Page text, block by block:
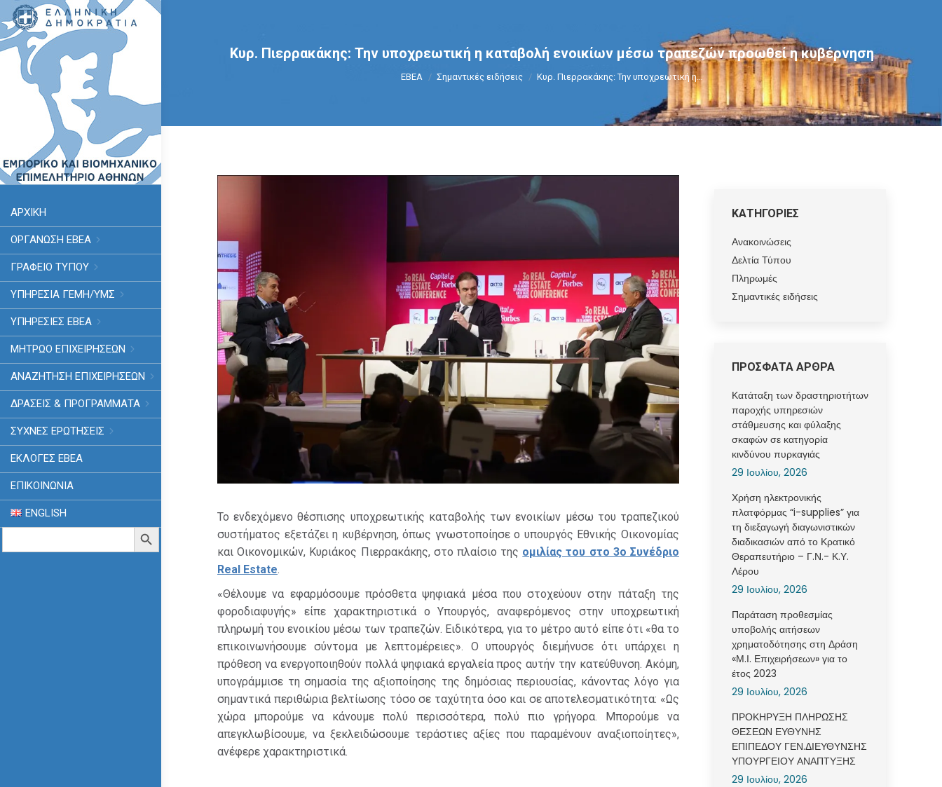
ΑΡΧΙΚΗ
ΟΡΓΑΝΩΣΗ ΕΒΕΑ
ΓΡΑΦΕΙΟ ΤΥΠΟΥ
ΥΠΗΡΕΣΊΑ ΓΕΜΗ/ΥΜΣ
ΥΠΗΡΕΣΙΕΣ ΕΒΕΑ
ΜΗΤΡΩΟ ΕΠΙΧΕΙΡΗΣΕΩΝ
ΑΝΑΖΗΤΗΣΗ ΕΠΙΧΕΙΡΗΣΕΩΝ
ΔΡΑΣΕΙΣ & ΠΡΟΓΡΑΜΜΑΤΑ
ΣΥΧΝΕΣ ΕΡΩΤΗΣΕΙΣ
ΕΚΛΟΓΈΣ ΕΒΕΑ
ΕΠΙΚΟΙΝΩΝΙΑ
ENGLISH
Search
Search Button
Κυρ. Πιερρακάκης: Την υποχρεωτική η καταβολή ενοικίων μέσω τραπεζών προωθεί η κυβέρνηση
You are here:
ΕΒΕΑ Σημαντικές ειδήσεις Κυρ. Πιερρακάκης: Την υποχρεωτική η…
Το ενδεχόμενο θέσπισης υποχρεωτικής καταβολής των ενοικίων μέσω του τραπεζικού
συστήματος εξετάζει η κυβέρνηση, όπως γνωστοποίησε ο υπουργός Εθνικής Οικονομίας
και Οικονομικών, Κυριάκος Πιερρακάκης, στο πλαίσιο της ομιλίας του στο 3ο Συνέδριο
Real Estate.
«Θέλουμε να εφαρμόσουμε πρόσθετα ψηφιακά μέσα που στοχεύουν στην πάταξη της
φοροδιαφυγής» είπε χαρακτηριστικά ο Υπουργός, αναφερόμενος στην υποχρεωτική
πληρωμή του ενοικίου μέσω των τραπεζών. Ειδικότερα, για το μέτρο αυτό είπε ότι «θα το
επικοινωνήσουμε σύντομα με λεπτομέρειες». Ο υπουργός διεμήνυσε ότι υπάρχει η
πρόθεση να ενεργοποιηθούν πολλά ψηφιακά εργαλεία προς αυτήν την κατεύθυνση. Ακόμη,
υπογράμμισε τη σημασία της αξιοποίησης της δημόσιας περιουσίας, κάνοντας λόγο για
σημαντικά περιθώρια βελτίωσης τόσο σε ταχύτητα όσο και σε αποτελεσματικότητα: «Ως
χώρα μπορούμε να κάνουμε πολύ περισσότερα, πολύ πιο γρήγορα. Μπορούμε να
απεγκλωβίσουμε, να ξεκλειδώσουμε τεράστιες αξίες που παραμένουν αναξιοποίητες»,
ανέφερε χαρακτηριστικά.
ΚΑΤΗΓΟΡΙΕΣ
Ανακοινώσεις
Δελτία Τύπου
Πληρωμές
Σημαντικές ειδήσεις
ΠΡΟΣΦΑΤΑ ΑΡΘΡΑ
Κατάταξη των δραστηριοτήτων
παροχής υπηρεσιών
στάθμευσης και φύλαξης
σκαφών σε κατηγορία
κινδύνου πυρκαγιάς
29 Ιουλίου, 2026
Χρήση ηλεκτρονικής
πλατφόρμας “i-supplies” για
τη διεξαγωγή διαγωνιστικών
διαδικασιών από το Κρατικό
Θεραπευτήριο – Γ.Ν.- Κ.Υ.
Λέρου
29 Ιουλίου, 2026
Παράταση προθεσμίας
υποβολής αιτήσεων
χρηματοδότησης στη Δράση
«Μ.Ι. Επιχειρήσεων» για το
έτος 2023
29 Ιουλίου, 2026
ΠΡΟΚΗΡΥΞΗ ΠΛΗΡΩΣΗΣ
ΘΕΣΕΩΝ ΕΥΘΥΝΗΣ
ΕΠΙΠΕΔΟΥ ΓΕΝ.ΔΙΕΥΘΥΝΣΗΣ
ΥΠΟΥΡΓΕΙΟΥ ΑΝΑΠΤΥΞΗΣ
29 Ιουλίου, 2026